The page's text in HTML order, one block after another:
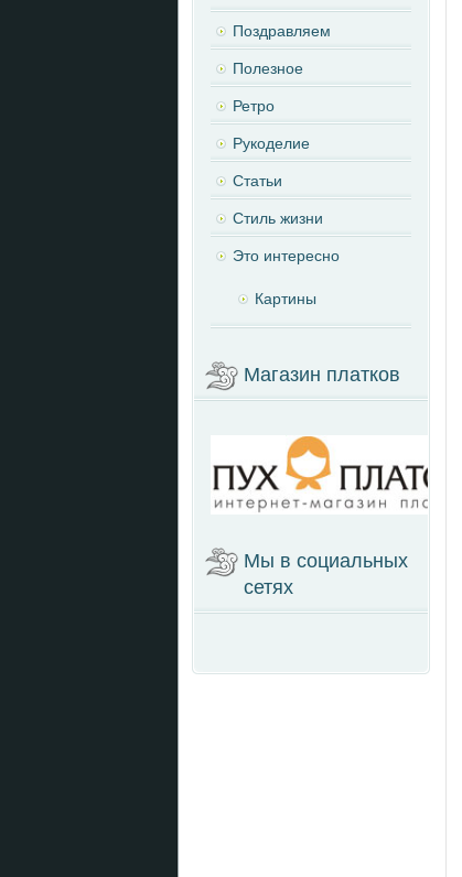
Поздравляем
Полезное
Ретро
Рукоделие
Статьи
Стиль жизни
Это интересно
Картины
Магазин платков
Мы в социальных
сетях